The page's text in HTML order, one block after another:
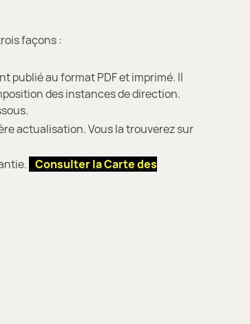
façons :
publié au format PDF et imprimé. Il
des instances de direction.
actualisation. Vous la trouverez sur
Consulter la Carte des